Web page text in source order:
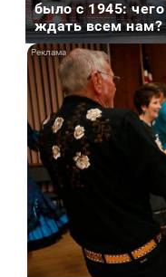
было с 1945: чего
ждать всем нам?